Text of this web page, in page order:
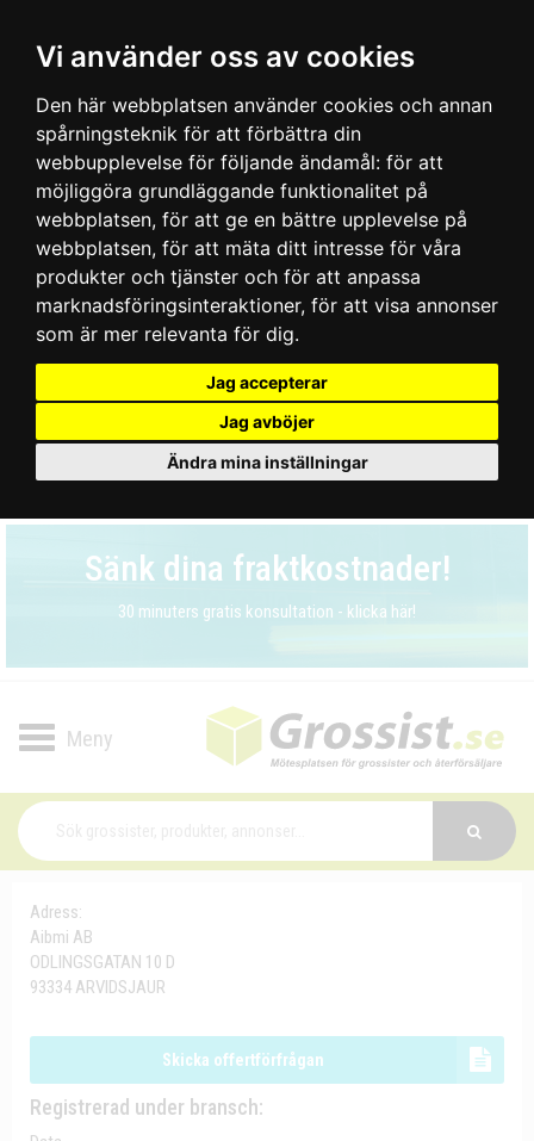
Vi använder oss av cookies
Den här webbplatsen använder cookies och annan
spårningsteknik för att förbättra din
webbupplevelse för följande ändamål: för att
möjliggöra grundläggande funktionalitet på
webbplatsen, för att ge en bättre upplevelse på
webbplatsen, för att mäta ditt intresse för våra
produkter och tjänster och för att anpassa
marknadsföringsinteraktioner, för att visa annonser
som är mer relevanta för dig.
Jag accepterar
Jag avböjer
Ändra mina inställningar
Sänk dina fraktkostnader!
30 minuters gratis konsultation - klicka här!
Toggle
Adress:
Aibmi AB
ODLINGSGATAN 10 D
93334 ARVIDSJAUR
Skicka offertförfrågan
Registrerad under bransch: